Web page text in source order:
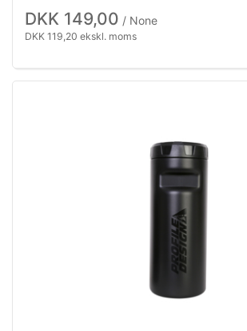
DKK 149,00 / None
DKK 119,20 ekskl. moms